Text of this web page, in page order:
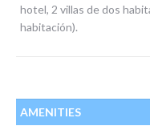
hotel, 2 villas de dos
habitación).
AMENITIES